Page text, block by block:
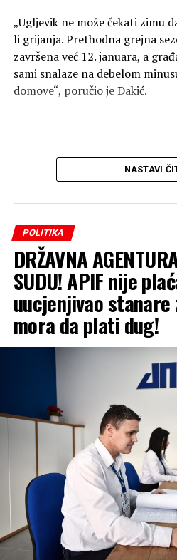
„Ugljevik ne može čekati zimu
li grijanja. Prethodna grejna
završena već 12. januara, a
sami snalaze na debelom
domove“, poručio je Dakić.
Zbor nerada TE i
samouprave
Dakić navodi da je uzrok
Termoelektrane usljed
lokalne samouprave koja je
organizuje pružanje
uključujući i grijanje.
„Ako već sada vidimo da
te da opština Ugljevik nije
mjeseca do danas da problem
NASTAVI
POLITIKA
DRŽAVNA
SUDU! APIF nije
uucjenjivao
mora da plati dug!